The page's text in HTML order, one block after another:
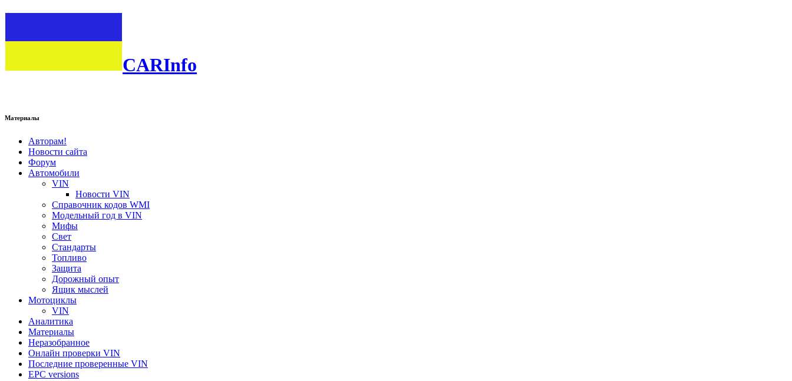
CARInfo
Материалы
Авторам!
Новости сайта
Форум
Автомобили
VIN
Новости VIN
Справочник кодов WMI
Модельный год в VIN
Мифы
Свет
Стандарты
Топливо
Защита
Дорожный опыт
Ящик мыслей
Мотоциклы
VIN
Аналитика
Материалы
Неразобранное
Онлайн проверки VIN
Последние проверенные VIN
EPC versions